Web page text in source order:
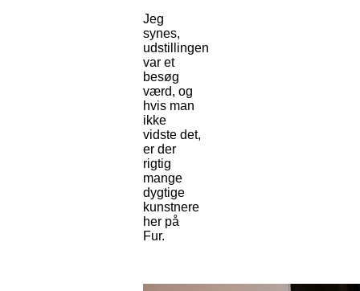
Jeg
synes,
udstillingen
var et
besøg
værd, og
hvis man
ikke
vidste det,
er der
rigtig
mange
dygtige
kunstnere
her på
Fur.